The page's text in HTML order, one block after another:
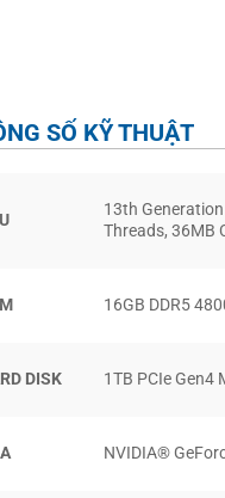
SỐ KỸ THUẬT
13th
Threads, 36MB
16GB DDR5
DISK 1TB PCIe Gen4
NVIDIA®